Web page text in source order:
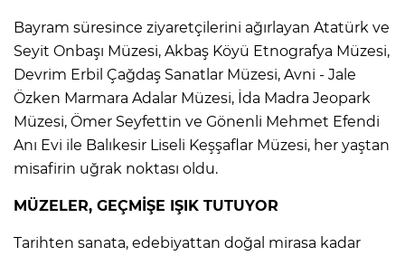
Bayram süresince ziyaretçilerini ağırlayan Atatürk ve
Seyit Onbaşı Müzesi, Akbaş Köyü Etnografya Müzesi,
Devrim Erbil Çağdaş Sanatlar Müzesi, Avni - Jale
Özken Marmara Adalar Müzesi, İda Madra Jeopark
Müzesi, Ömer Seyfettin ve Gönenli Mehmet Efendi
Anı Evi ile Balıkesir Liseli Keşşaflar Müzesi, her yaştan
misafirin uğrak noktası oldu.
MÜZELER, GEÇMİŞE IŞIK TUTUYOR
Tarihten sanata, edebiyattan doğal mirasa kadar